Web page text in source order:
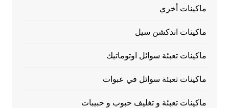
ماكينات أخري
ماكينات اندكشن سيل
ماكينات تعبئة سوائل اوتوماتيك
ماكينات تعبئة سوائل في عبوات
ماكينات تعبئة و تغليف حبوب و حبيبات